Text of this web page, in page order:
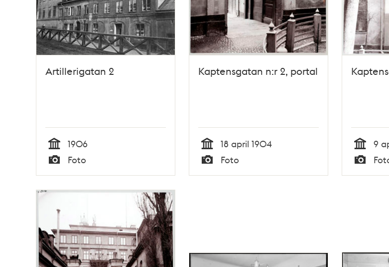
Artillerigatan 2
Tid
1906
Typ
Foto
Kaptensgatan n:r 2, portal
Tid
18 april 1904
Typ
Foto Tid
9
Typ